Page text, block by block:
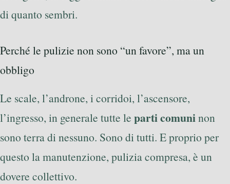
di quanto sembri.
Perché le pulizie non sono “un favore”, ma un
obbligo
Le scale, l’androne, i corridoi, l’ascensore,
l’ingresso, in generale tutte le parti comuninon
sono terra di nessuno. Sono di tutti. E proprio per
questo la manutenzione, pulizia compresa, è un
dovere collettivo.